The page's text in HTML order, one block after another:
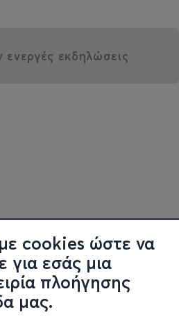
cookies ώστε να
για εσάς μια
πλοήγησης
μας.
εκδηλώσεις